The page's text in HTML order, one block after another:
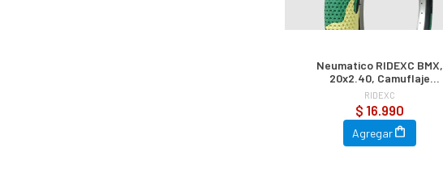
Neumatico RIDEXC BMX,
20x2.40, Camuflaje
Green/Black
RIDEXC
$ 16.990
Agregar